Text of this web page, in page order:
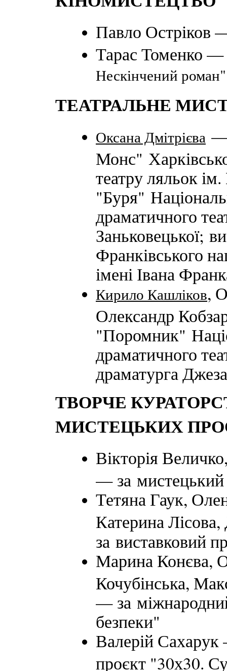
Павло Остріков
Тарас Томенко
Нескінчений роман"
ТЕАТРАЛЬНЕ
Оксана Дмітрієва —
Монс"
театру ляльок
"Буря"
драматичного
Заньковецької;
Франківського
імені Івана
Кирило Кашліков,
Олександр
"Поромник"
драматичного
драматурга
ТВОРЧЕ
МИСТЕЦЬКИХ
Вікторія
— за
Тетяна Гаук,
Катерина
за виставковий
Марина Конєва,
Кочубінська,
— за
безпеки"
Валерій
проєкт "30х30.